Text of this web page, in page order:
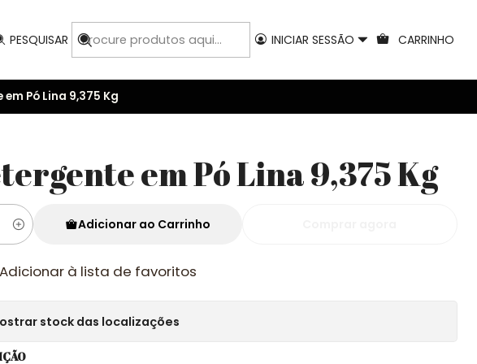
PESQUISAR INICIAR SESSÃO CARRINHO
Pó Lina 9,375 Kg
em Pó Lina 9,375 Kg
Adicionar ao Carrinho
Adicionar à lista de favoritos
stock das localizações